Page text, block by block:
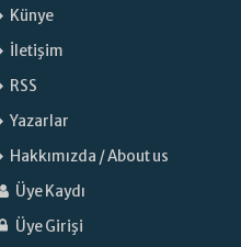
Künye
İletişim
RSS
Yazarlar
Hakkımızda / About us
Üye Kaydı
Üye Girişi